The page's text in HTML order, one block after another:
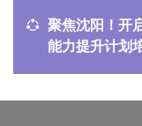
聚焦沈阳！开
能力提升计划